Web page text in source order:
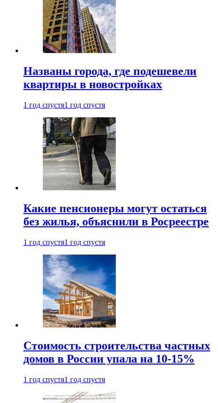
Названы города, где подешевели
квартиры в новостройках
1 год спустя1 год спустя
Какие пенсионеры могут остаться
без жилья, объяснили в Росреестре
1 год спустя1 год спустя
Стоимость строительства частных
домов в России упала на 10-15%
1 год спустя1 год спустя